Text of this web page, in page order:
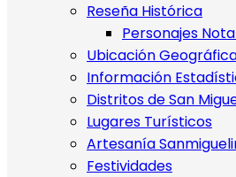
Reseña Histórica
Personajes
Ubicación
Información
Distritos de San
Lugares Turísticos
Artesanía
Festividades